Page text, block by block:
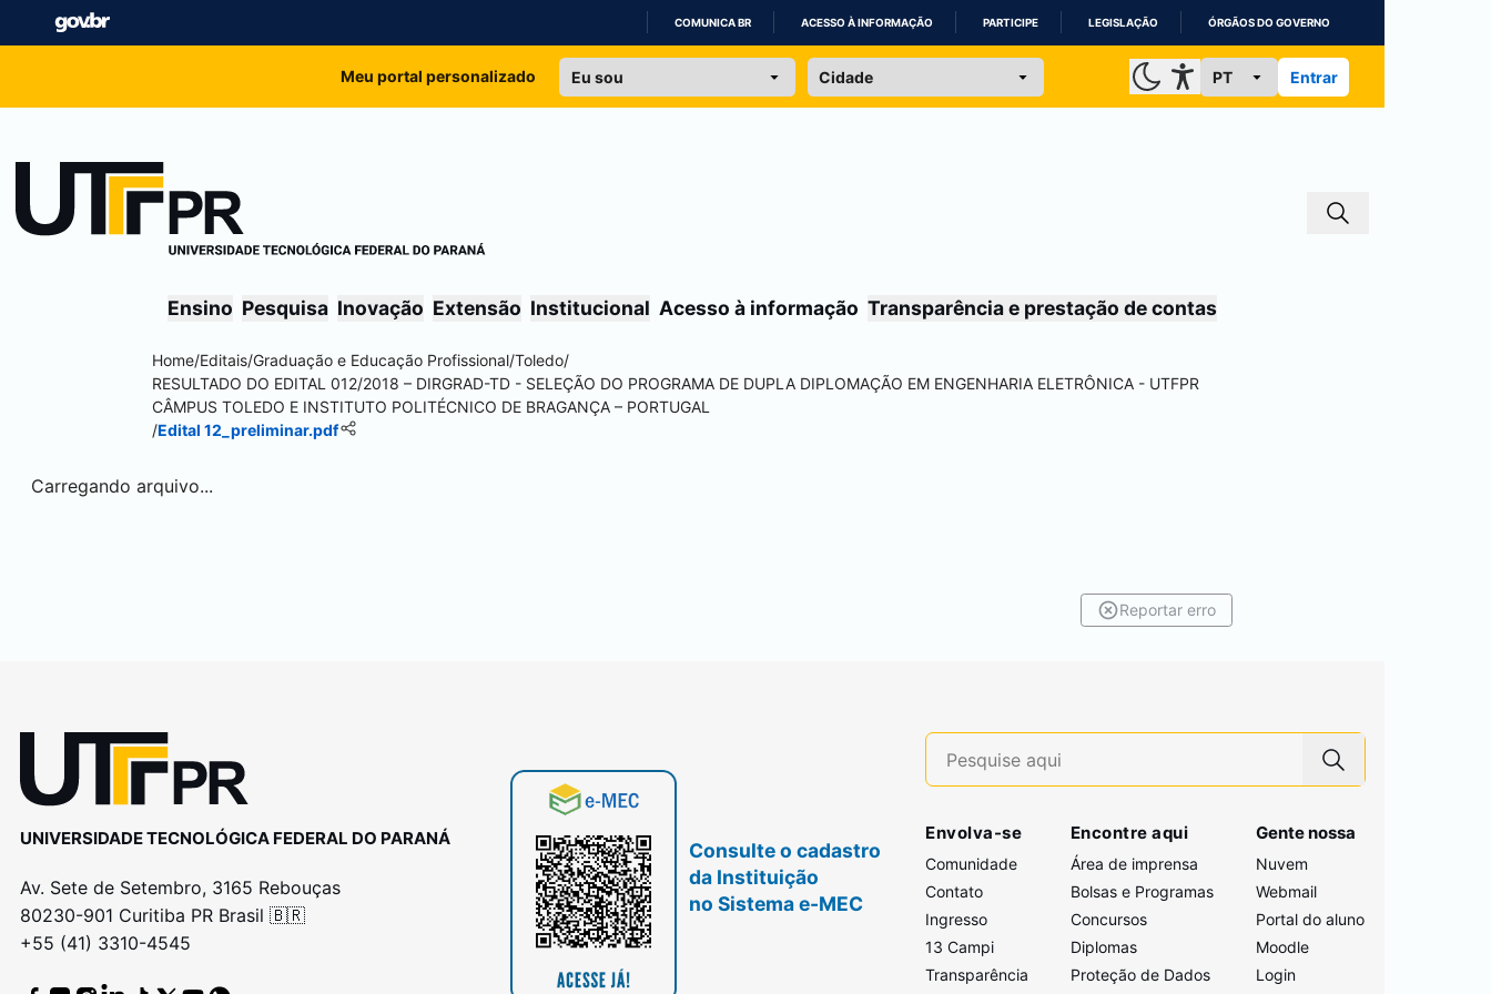
IR
COMUNICA BR ACESSO À INFORMAÇÃO PARTICIPE LEGISLAÇÃO ÓRGÃOS DO GOVERNO
Meu portal personalizado Entrar
Ensino Pesquisa Inovação Extensão Institucional Acesso à informação Transparência e prestação de contas
Home/Editais/Graduação e Educação Profissional/Toledo/
RESULTADO DO EDITAL 012/2018 – DIRGRAD-TD - SELEÇÃO DO PROGRAMA DE DUPLA DIPLOMAÇÃO EM ENGENHARIA ELETRÔNICA - UTFPR
CÂMPUS TOLEDO E INSTITUTO POLITÉCNICO DE BRAGANÇA – PORTUGAL
/Edital 12_preliminar.pdf
Carregando arquivo...
Reportar erro
UNIVERSIDADE TECNOLÓGICA FEDERAL DO PARANÁ
Av. Sete de Setembro, 3165 Rebouças
80230-901 Curitiba PR Brasil 🇧🇷
+55 (41) 3310-4545
Consulte o cadastro
da Instituição
no Sistema e-MEC
Envolva-se
Comunidade
Contato
Ingresso
13 Campi
Transparência
Encontre aqui
Área de imprensa
Bolsas e Programas
Concursos
Diplomas
Proteção de Dados
Gente nossa
Nuvem
Webmail
Portal do aluno
Moodle
Login